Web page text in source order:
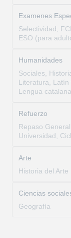
Examenes
Selectividad,
ESO (para
Humanidades
Sociales,
Literatura, Latín
Lengua
Refuerzo
Repaso
Universidad,
Arte
Historia del Arte
Ciencias
Geografía